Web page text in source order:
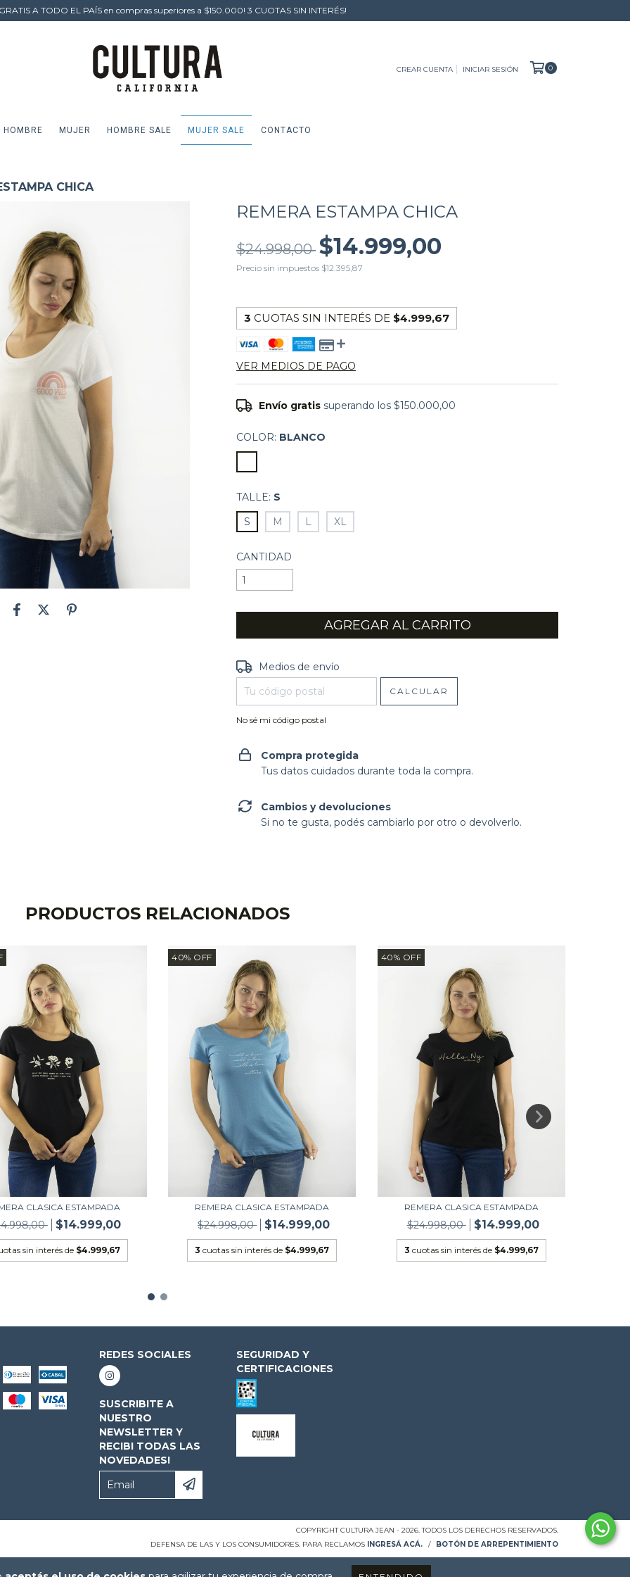
A TODO EL PAÍS en compras superiores a $150.000! 3 CUOTAS SIN INTERÉS!
CREAR CUENTA INICIAR SESIÓN 0
HOMBRE MUJER HOMBRE SALE MUJER SALE CONTACTO
CHICA
REMERA ESTAMPA CHICA
$24.998,00 $14.999,00
Precio sin impuestos $12.395,87
3 CUOTAS SIN INTERÉS DE $4.999,67
VER MEDIOS DE PAGO
Envío gratis superando los$150.000,00
COLOR: BLANCO
TALLE: S
S
M L XL
CANTIDAD
Entregas para el CP:
Medios de envío
CALCULAR
No sé mi código postal
Compra protegida
Tus datos cuidados durante toda la compra.
Cambios y devoluciones
Si no te gusta, podés cambiarlo por otro o devolverlo.
PRODUCTOS RELACIONADOS
CLASICA ESTAMPADA
$14.999,00
sin interés de $4.999,67
40% OFF
REMERA CLASICA ESTAMPADA
$24.998,00 $14.999,00
3 cuotas sin interés de $4.999,67
40% OFF
REMERA CLASICA ESTAMPADA
$24.998,00 $14.999,00
3 cuotas sin interés de $4.999,67
REDES SOCIALES
SUSCRIBITE A
NUESTRO
NEWSLETTER Y
RECIBI TODAS LAS
NOVEDADES!
SEGURIDAD Y
CERTIFICACIONES
COPYRIGHT CULTURA JEAN - 2026. TODOS LOS DERECHOS RESERVADOS.
DEFENSA DE LAS Y LOS CONSUMIDORES. PARA RECLAMOS
INGRESÁ ACÁ. / BOTÓN DE ARREPENTIMIENTO